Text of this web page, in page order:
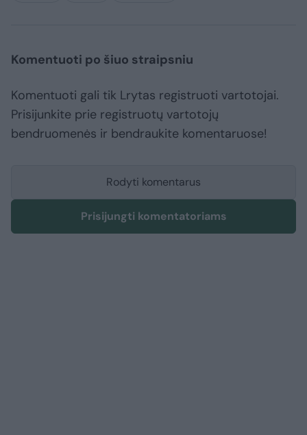
Komentuoti po šiuo straipsniu
Komentuoti gali tik Lrytas registruoti vartotojai.
Prisijunkite prie registruotų vartotojų
bendruomenės ir bendraukite komentaruose!
Rodyti komentarus
Prisijungti komentatoriams